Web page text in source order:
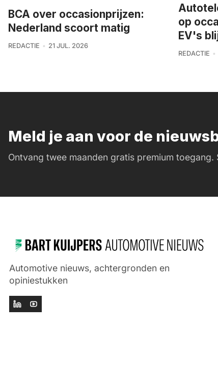
BCA over occasionprijzen:
Nederland scoort matig
REDACTIE 21 JUL. 2026
op
EV's
REDACTIE
Meld je aan voor de
Ontvang twee maanden gratis premium toegang.
Automotive nieuws, achtergronden en
opiniestukken